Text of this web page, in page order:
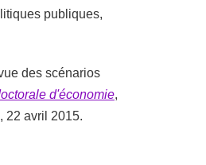
publiques,
des scénarios
d'économie,
22 avril 2015.